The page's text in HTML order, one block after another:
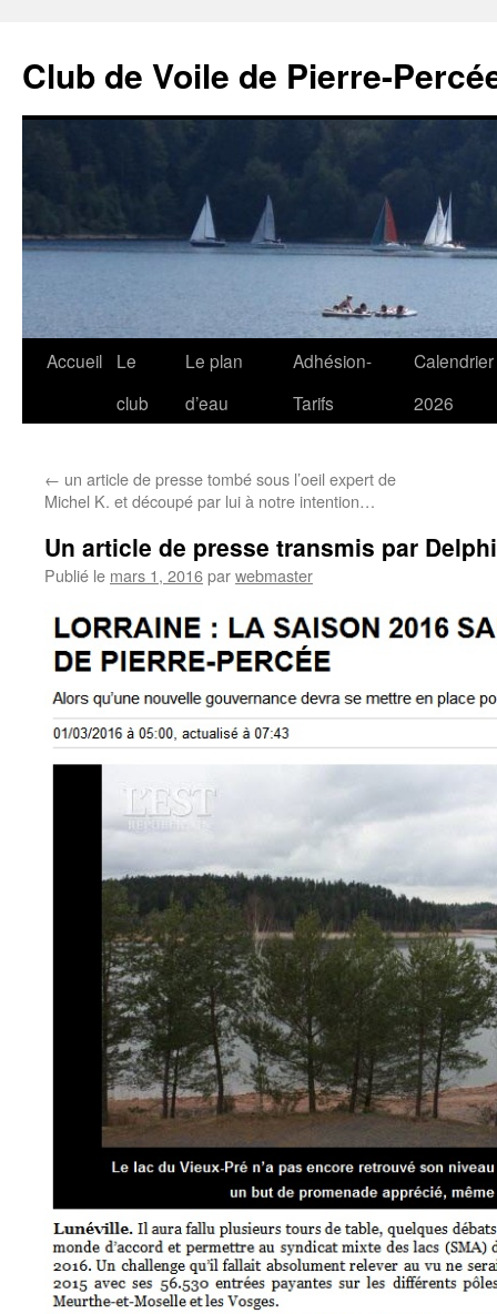
Club de Voile de Pierre-
Aller
Accueil
Le
club
Le plan
d’eau
Adhésion-
Tarifs
Calendrier
2026
← un article de presse tombé sous l’oeil expert de
Michel K. et découpé par lui à notre intention…
Un article de presse transmis par
Publié le mars 1, 2016parwebmaster